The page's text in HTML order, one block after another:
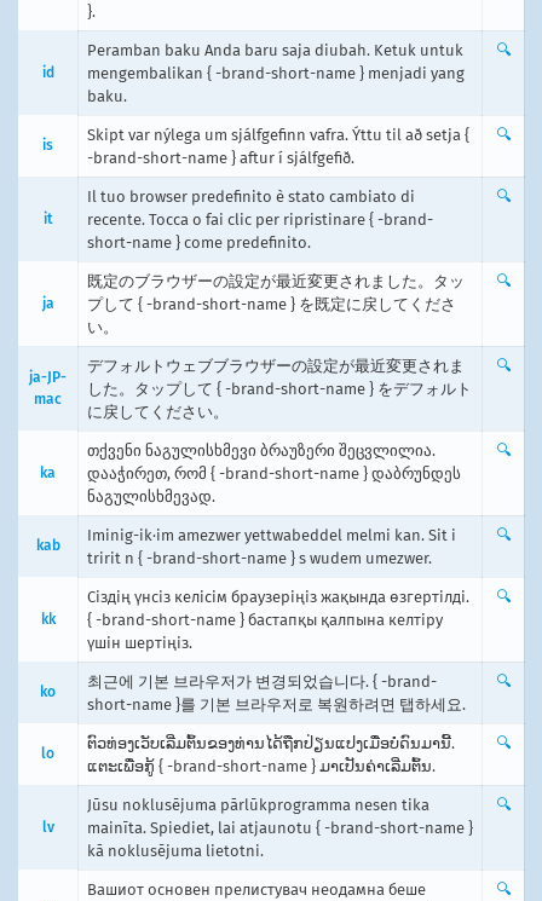
}.
id
Peramban baku Anda baru saja diubah. Ketuk untuk
mengembalikan { -brand-short-name } menjadi yang
baku.
🔍
is
Skipt var nýlega um sjálfgefinn vafra. Ýttu til að setja {
-brand-short-name } aftur í sjálfgefið.
🔍
it
Il tuo browser predefinito è stato cambiato di
recente. Tocca o fai clic per ripristinare { -brand-
short-name } come predefinito.
🔍
ja
既定のブラウザーの設定が最近変更されました。タッ
プして { -brand-short-name } を既定に戻してくださ
い。
🔍
ja-JP-
mac
デフォルトウェブブラウザーの設定が最近変更されま
した。タップして { -brand-short-name } をデフォルト
に戻してください。
🔍
ka
თქვენი ნაგულისხმევი ბრაუზერი შეცვლილია.
დააჭირეთ, რომ { -brand-short-name } დაბრუნდეს
ნაგულისხმევად.
🔍
kab
Iminig-ik·im amezwer yettwabeddel melmi kan. Sit i
tririt n { -brand-short-name } s wudem umezwer.
🔍
kk
Сіздің үнсіз келісім браузеріңіз жақында өзгертілді.
{ -brand-short-name } бастапқы қалпына келтіру
үшін шертіңіз.
🔍
ko
최근에 기본 브라우저가 변경되었습니다. { -brand-
short-name }를 기본 브라우저로 복원하려면 탭하세요.
🔍
lo
ຕົວທ່ອງເວັບເລີ່ມຕົ້ນຂອງທ່ານໄດ້ຖືກປ່ຽນແປງເມື່ອບໍ່ດົນມານີ້.
ແຕະເພື່ອກູ້ { -brand-short-name } ມາເປັນຄ່າເລີ່ມຕົ້ນ.
🔍
lv
Jūsu noklusējuma pārlūkprogramma nesen tika
mainīta. Spiediet, lai atjaunotu { -brand-short-name }
kā noklusējuma lietotni.
🔍
Вашиот основен прелистувач неодамна беше
🔍